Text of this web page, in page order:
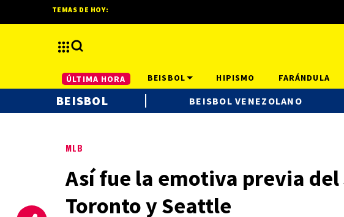
MLB
Así fue la emotiva previa
Toronto y Seattle
TEMAS DE HOY:
ÚLTIMA HORA BEISBOL
BEISBOL BEISBOL VENEZOLANO
HIPISMO FARÁNDULA